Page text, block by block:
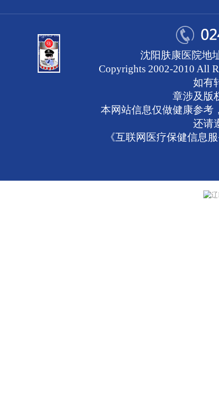
沈阳肤康医院地
Copyrights 2002-2010 All
如有
章涉及版
本网站信息仅做健康参考
还请
《互联网医疗保健信息
辽